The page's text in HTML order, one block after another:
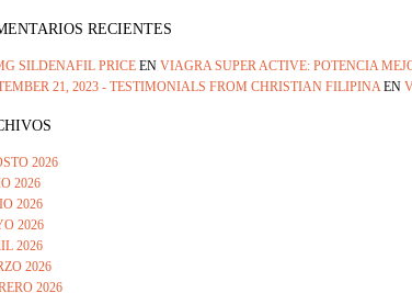
RECIENTES
SILDENAFIL PRICE EN VIAGRA SUPER ACTIVE: POTENCIA
21, 2023 - TESTIMONIALS FROM CHRISTIAN FILIPINAEN
2026
2026
2026
2026
2026
2026
2026